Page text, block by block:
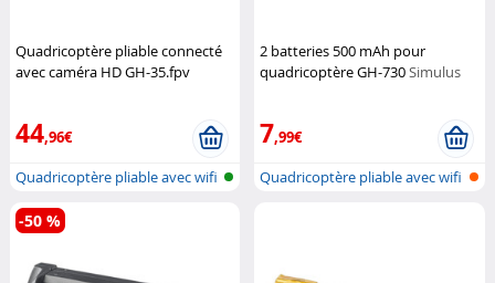
Quadricoptère pliable connecté
avec caméra HD GH-35.fpv
44,96€
Quadricoptère pliable avec wifi
et...
2 batteries 500 mAh pour
quadricoptère GH-730Simulus
7,99€
Quadricoptère pliable avec wifi
-50 %